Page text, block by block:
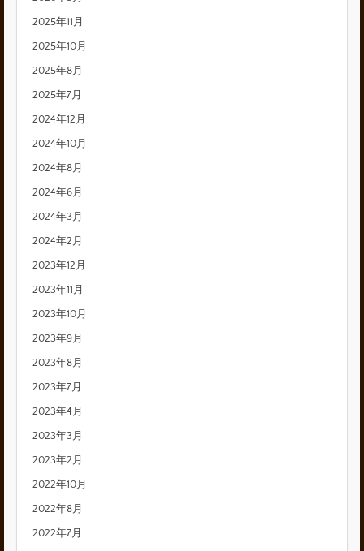
2025年11月
2025年10月
2025年8月
2025年7月
2024年12月
2024年10月
2024年8月
2024年6月
2024年3月
2024年2月
2023年12月
2023年11月
2023年10月
2023年9月
2023年8月
2023年7月
2023年4月
2023年3月
2023年2月
2022年10月
2022年8月
2022年7月